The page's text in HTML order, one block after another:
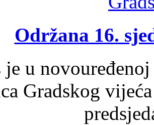
Održana 16.
je u
Gradskog